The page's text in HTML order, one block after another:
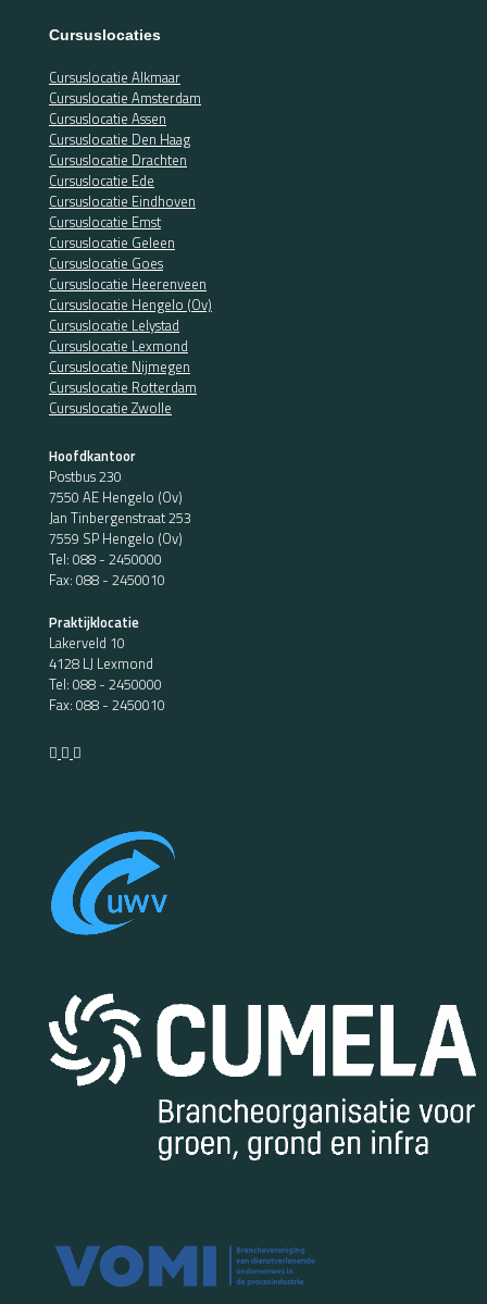
Cursuslocaties
Cursuslocatie Alkmaar
Cursuslocatie Amsterdam
Cursuslocatie Assen
Cursuslocatie Den Haag
Cursuslocatie Drachten
Cursuslocatie Ede
Cursuslocatie Eindhoven
Cursuslocatie Emst
Cursuslocatie Geleen
Cursuslocatie Goes
Cursuslocatie Heerenveen
Cursuslocatie Hengelo (Ov)
Cursuslocatie Lelystad
Cursuslocatie Lexmond
Cursuslocatie Nijmegen
Cursuslocatie Rotterdam
Cursuslocatie Zwolle
Hoofdkantoor
Postbus 230
7550 AE Hengelo (Ov)
Jan Tinbergenstraat 253
7559 SP Hengelo (Ov)
Tel: 088 - 2450000
Fax: 088 - 2450010
Praktijklocatie
Lakerveld 10
4128 LJ Lexmond
Tel: 088 - 2450000
Fax: 088 - 2450010